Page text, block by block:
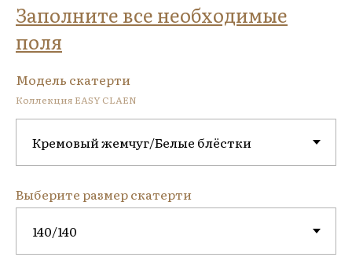
Заполните все необходимые
поля
Модель скатерти
Коллекция EASY CLAEN
Выберите размер скатерти